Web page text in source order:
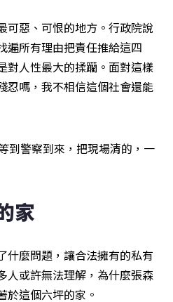
可惡、可恨的地方。行政院說
遍所有理由把責任推給這四
對人性最大的揉躪。面對這樣
忍嗎，我不相信這個社會還能
到警察到來，把現場清的，一
家
什麼問題，讓合法擁有的私有
人或許無法理解，為什麼張森
於這個六坪的家。